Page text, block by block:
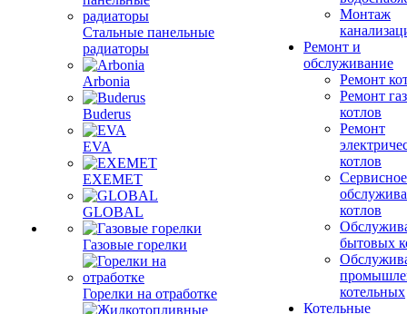
Стальные панельные
радиаторы
Arbonia
Buderus
EVA
EXEMET
GLOBAL
Газовые горелки
Горелки на отработке
Монтаж
Ремонт и
обслуживание
Ремонт
Ремонт
котлов
Ремонт
котлов
Сервисное
котлов
бытовых
котельных
Котельные